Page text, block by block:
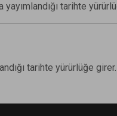
tarihte
tarihte yürürlüğe girer.